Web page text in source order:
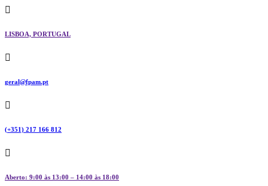
Skip
content
LISBOA, PORTUGAL
geral@fpam.pt
(+351) 217 166 812
Aberto: 9:00 às 13:00 – 14:00 às 18:00